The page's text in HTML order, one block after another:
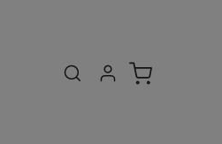
Uživatelská
Přihlásit se
Košík